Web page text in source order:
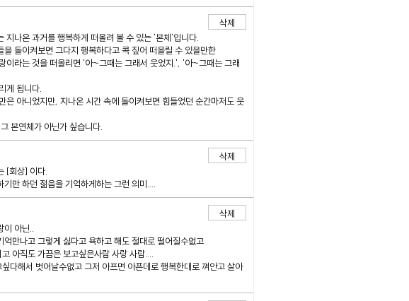
삭제
지나온 과거를 행복하게 떠올려 볼 수 있는 '본체'입니다.
을 돌이켜보면 그다지 행복하다고 콕 짚어 떠올릴 수 있을만한
이라는 것을 떠올리면 '아~그때는 그래서 웃었지.', '아~그때는 그래
게 됩니다.
은 아니었지만, 지나온 시간 속에 돌이켜보면 힘들었던 순간마저도 웃
본연체가 아닌가 싶습니다.
삭제
[회상] 이다.
만 하던 젊음을 기억하게하는 그런 의미....
삭제
아닌..
억만나고 그렇게 싫다고 욕하고 해도 절대로 떨어질수없고
아직도 가끔은 보고싶은사람 사랑 사람....
다해서 벗어날수없고 그저 아프면 아픈데로 행복한대로 껴안고 살아